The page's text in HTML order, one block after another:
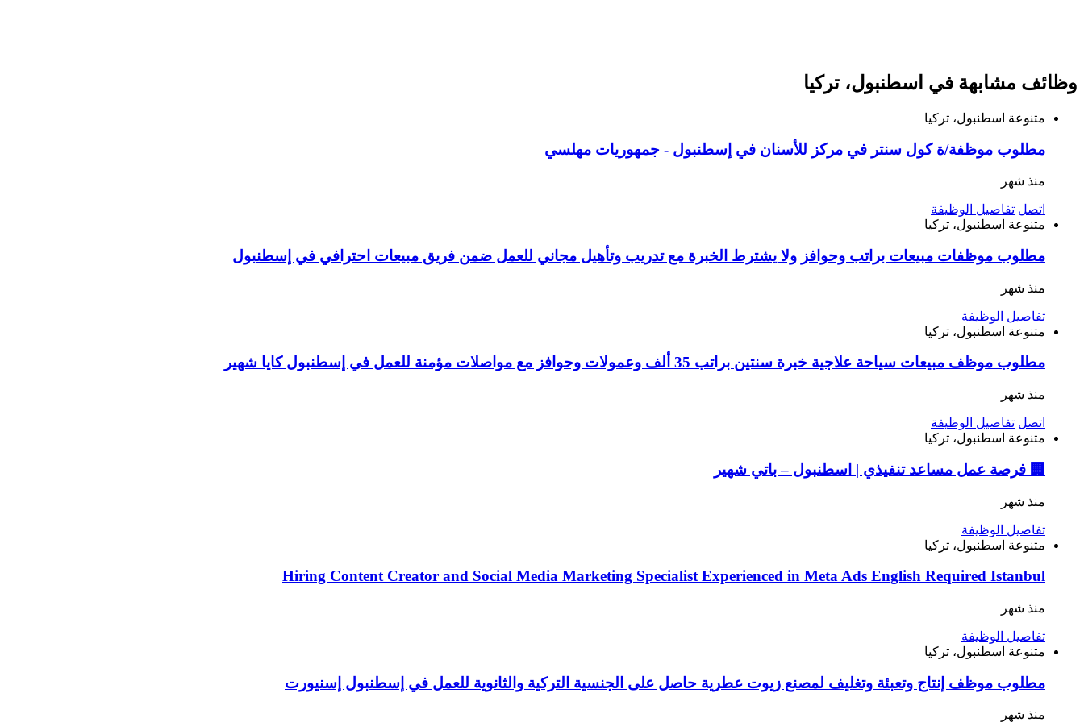
وظائف مشابهة في اسطنبول، تركيا
متنوعة اسطنبول، تركيا
مطلوب موظفة/ة كول سنتر في مركز للأسنان في إسطنبول - جمهوريات مهلسي
منذ شهر
اتصل تفاصيل الوظيفة
متنوعة اسطنبول، تركيا
مطلوب موظفات مبيعات براتب وحوافز ولا يشترط الخبرة مع تدريب وتأهيل مجاني للعمل ضمن فريق مبيعات احترافي في إسطنبول
منذ شهر
تفاصيل الوظيفة
متنوعة اسطنبول، تركيا
مطلوب موظف مبيعات سياحة علاجية خبرة سنتين براتب 35 ألف وعمولات وحوافز مع مواصلات مؤمنة للعمل في إسطنبول كايا شهير
منذ شهر
اتصل تفاصيل الوظيفة
متنوعة اسطنبول، تركيا
🏢 فرصة عمل مساعد تنفيذي | اسطنبول – باتي شهير
منذ شهر
تفاصيل الوظيفة
متنوعة اسطنبول، تركيا
Hiring Content Creator and Social Media Marketing Specialist Experienced in Meta Ads English Required Istanbul
منذ شهر
تفاصيل الوظيفة
متنوعة اسطنبول، تركيا
مطلوب موظف إنتاج وتعبئة وتغليف لمصنع زيوت عطرية حاصل على الجنسية التركية والثانوية للعمل في إسطنبول إسنيورت
منذ شهر